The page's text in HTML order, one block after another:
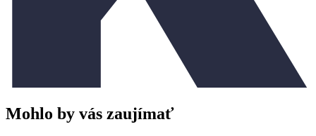
Mohlo by vás zaujímať